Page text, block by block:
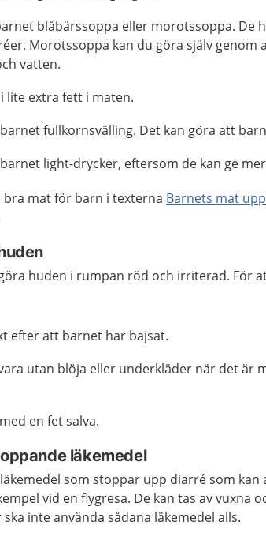
blåbärssoppa eller morotssoppa. De
Morotssoppa kan du göra själv genom
vatten.
lite extra fett i maten.
fullkornsvälling. Det kan göra att
light-drycker, eftersom de kan ge
bra mat för barn i texterna Barnets mat
huden i rumpan röd och irriterad. För
efter att barnet har bajsat.
utan blöja eller underkläder när det är
en fet salva.
läkemedel
som stoppar upp diarré som kan
vid en flygresa. De kan tas av vuxna
inte använda sådana läkemedel alls.